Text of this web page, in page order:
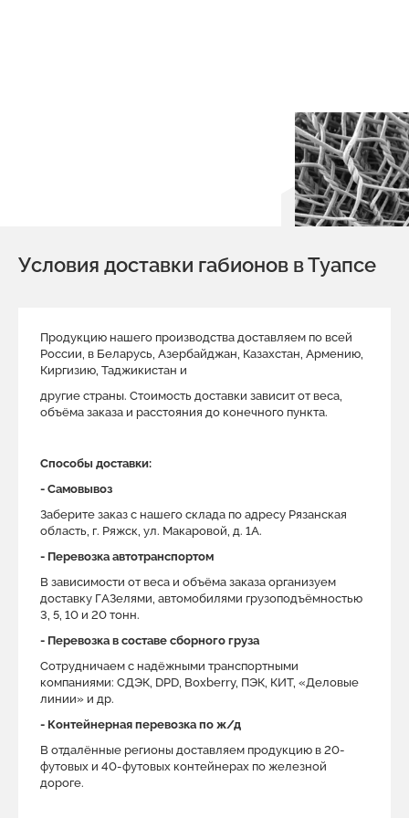
Условия доставки габионов в Туапсе
Продукцию нашего производства доставляем по всей
России, в Беларусь, Азербайджан, Казахстан, Армению,
Киргизию, Таджикистан и
другие страны. Стоимость доставки зависит от веса,
объёма заказа и расстояния до конечного пункта.
Способы доставки:
- Самовывоз
Заберите заказ с нашего склада по адресу Рязанская
область, г. Ряжск, ул. Макаровой, д. 1A.
- Перевозка автотранспортом
В зависимости от веса и объёма заказа организуем
доставку ГАЗелями, автомобилями грузоподъёмностью
3, 5, 10 и 20 тонн.
- Перевозка в составе сборного груза
Сотрудничаем с надёжными транспортными
компаниями: СДЭК, DPD, Boxberry, ПЭК, КИТ, «Деловые
линии» и др.
- Контейнерная перевозка по ж/д
В отдалённые регионы доставляем продукцию в 20-
футовых и 40-футовых контейнерах по железной
дороге.